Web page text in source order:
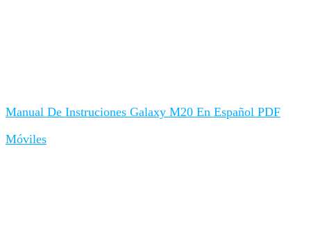
Manual De Instruciones Galaxy M20 En Español PDF
Móviles